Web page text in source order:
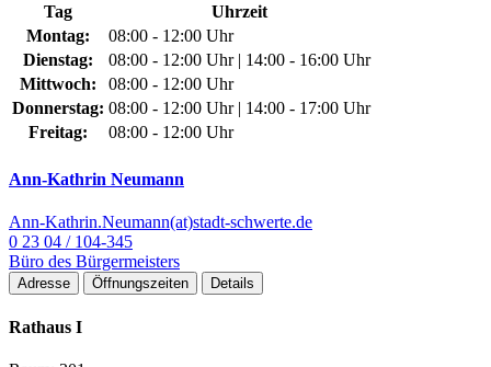
Tag
Uhrzeit
Montag:
08:00 - 12:00 Uhr
Dienstag:
08:00 - 12:00 Uhr | 14:00 - 16:00 Uhr
Mittwoch:
08:00 - 12:00 Uhr
Donnerstag: 08:00 - 12:00 Uhr | 14:00 - 17:00 Uhr
Freitag:
08:00 - 12:00 Uhr
Ann-Kathrin Neumann
Ann-Kathrin.Neumann(at)stadt-schwerte.de
0 23 04 / 104-345
Büro des Bürgermeisters
Adresse Öffnungszeiten Details
Rathaus I